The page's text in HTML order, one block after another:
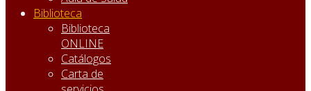
Biblioteca
Biblioteca
ONLINE
Catálogos
Carta de